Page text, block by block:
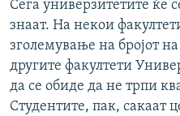
Сега универзитетите ќе
знаат. На некои
зголемување на бројот
другите факултети
да се обиде да не трпи
Студентите, пак, сакаат